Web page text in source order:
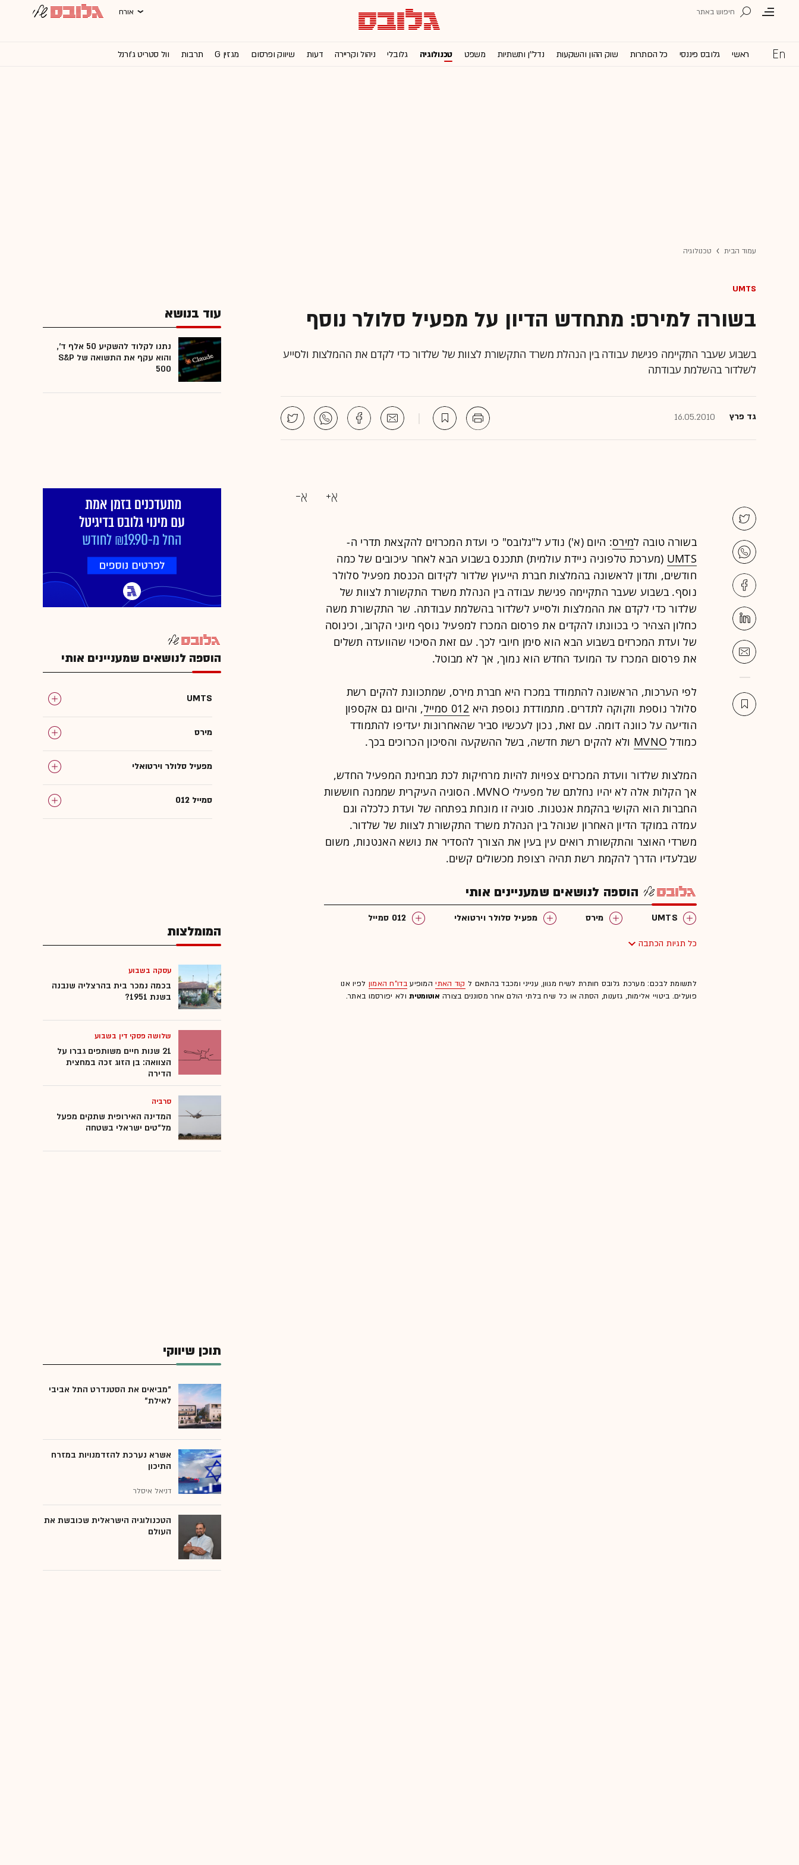
אורח
ראשי גלובס פיננסי כל הכותרות שוק ההון והשקעות נדל''ן ותשתיות משפט טכנולוגיה גלובלי ניהול וקריירה דעות שיווק ופרסום מגזין G תרבות וול סטריט ג'ורנל
עמוד הבית טכנולוגיה
UMTS
בשורה למירס: מתחדש הדיון על מפעיל סלולר נוסף
בשבוע שעבר התקיימה פגישת עבודה בין הנהלת משרד התקשורת לצוות של שלדור כדי לקדם את ההמלצות ולסייע
לשלדור בהשלמת עבודתה
גד פרץ 16.05.2010
בשורה טובה למירס: היום (א') נודע ל"גלובס" כי ועדת המכרזים להקצאת תדרי ה-
UMTS (מערכת טלפוניה ניידת עולמית) תתכנס בשבוע הבא לאחר עיכובים של כמה
חודשים, ותדון לראשונה בהמלצות חברת הייעוץ שלדור לקידום הכנסת מפעיל סלולר
נוסף. בשבוע שעבר התקיימה פגישת עבודה בין הנהלת משרד התקשורת לצוות של
שלדור כדי לקדם את ההמלצות ולסייע לשלדור בהשלמת עבודתה. שר התקשורת משה
כחלון הצהיר כי בכוונתו להקדים את פרסום המכרז למפעיל נוסף מיוני הקרוב, וכינוסה
של ועדת המכרזים בשבוע הבא הוא סימן חיובי לכך. עם זאת הסיכוי שהוועדה תשלים
את פרסום המכרז עד המועד החדש הוא נמוך, אך לא מבוטל.
לפי הערכות, הראשונה להתמודד במכרז היא חברת מירס, שמתכוונת להקים רשת
סלולר נוספת וזקוקה לתדרים. מתמודדת נוספת היא 012 סמייל
, והיום גם אקספון
הודיעה על כוונה דומה. עם זאת, נכון לעכשיו סביר שהאחרונות יעדיפו להתמודד
כמודל MVNO ולא להקים רשת חדשה, בשל ההשקעה והסיכון הכרוכים בכך.
המלצות שלדור וועדת המכרזים צפויות להיות מרחיקות לכת מבחינת המפעיל החדש,
אך הקלות אלה לא יהיו נחלתם של מפעילי MVNO. הסוגיה העיקרית שממנה חוששות
החברות הוא הקושי בהקמת אנטנות. סוגיה זו מונחת בפתחה של ועדת כלכלה וגם
עמדה במוקד הדיון האחרון שנוהל בין הנהלת משרד התקשורת לצוות של שלדור.
משרדי האוצר והתקשורת רואים עין בעין את הצורך להסדיר את נושא האנטנות, משום
שבלעדיו הדרך להקמת רשת תהיה רצופת מכשולים קשים.
הוספה לנושאים שמעניינים אותי
UMTS מירס מפעיל סלולר וירטואלי 012 סמייל
כל תגיות הכתבה
לתשומת לבכם: מערכת גלובס חותרת לשיח מגוון, ענייני ומכבד בהתאם ל קוד האתיהמופיעבדו"ח האמון לפיו אנו
פועלים. ביטויי אלימות, גזענות, הסתה או כל שיח בלתי הולם אחר מסוננים בצורה אוטומטיתולא יפורסמו באתר.
עוד בנושא
נתנו לקלוד להשקיע 50 אלף ד',
והוא עקף את התשואה של S&P
500
הוספה לנושאים שמעניינים אותי
UMTS
מירס
מפעיל סלולר וירטואלי
012 סמייל
המומלצות
עסקה בשבוע
בכמה נמכר בית בהרצליה שנבנה
בשנת 1951?
שלושה פסקי דין בשבוע
21 שנות חיים משותפים גברו על
הצוואה: בן הזוג זכה במחצית
הדירה
סרביה
המדינה האירופית שתקים מפעל
מל"טים ישראלי בשטחה
תוכן שיווקי
"מביאים את הסטנדרט התל אביבי
לאילת"
אשרא נערכת להזדמנויות במזרח
התיכון
דניאל איסלר
הטכנולוגיה הישראלית שכובשת את
העולם